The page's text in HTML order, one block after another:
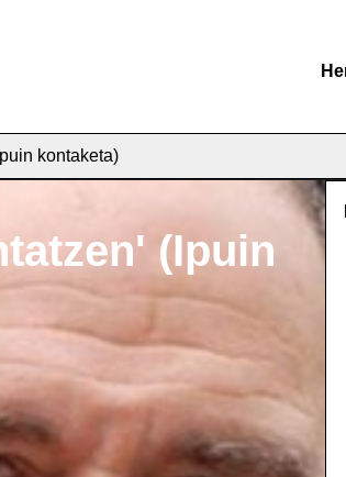
kontaketa)
(Ipuin